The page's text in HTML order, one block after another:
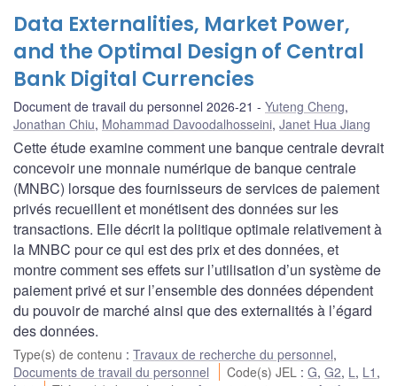
Data Externalities, Market Power,
and the Optimal Design of Central
Bank Digital Currencies
Document de travail du personnel 2026-21 Yuteng Cheng,
Jonathan Chiu, Mohammad Davoodalhosseini, Janet Hua Jiang
Cette étude examine comment une banque centrale devrait
concevoir une monnaie numérique de banque centrale
(MNBC) lorsque des fournisseurs de services de paiement
privés recueillent et monétisent des données sur les
transactions. Elle décrit la politique optimale relativement à
la MNBC pour ce qui est des prix et des données, et
montre comment ses effets sur l’utilisation d’un système de
paiement privé et sur l’ensemble des données dépendent
du pouvoir de marché ainsi que des externalités à l’égard
des données.
Type(s) de contenu : Travaux de recherche du personnel,
Documents de travail du personnel
Code(s) JEL :G,G2, L, L1 ,